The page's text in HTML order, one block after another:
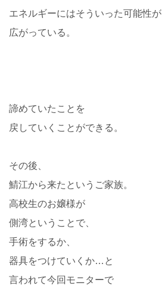
エネルギーにはそういった可能性が
広がっている。
諦めていたことを
戻していくことができる。
その後、
鯖江から来たというご家族。
高校生のお嬢様が
側湾ということで、
手術をするか、
器具をつけていくか…と
言われて今回モニターで